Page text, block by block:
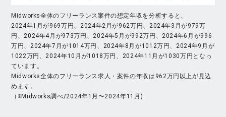
Midworks全体のフリーランス案件の想定年収を分析すると、
2024年1月が969万円、2024年2月が962万円、2024年3月が979万
円、2024年4月が973万円、2024年5月が992万円、2024年6月が996
万円、2024年7月が1014万円、2024年8月が1012万円、2024年9月が
1022万円、2024年10月が1018万円、2024年11月が1030万円となっ
ています。
Midworks全体のフリーランス求人・案件の年収は962万円以上が見込
めます。
（※Midworks調べ/2024年1月〜2024年11月)